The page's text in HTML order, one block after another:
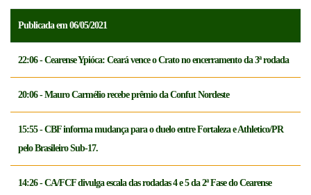
Publicada em 06/05/2021
22:06 - Cearense Ypióca: Ceará vence o Crato no encerramento da 3ª rodada
20:06 - Mauro Carmélio recebe prêmio da Confut Nordeste
15:55 - CBF informa mudança para o duelo entre Fortaleza e Athletico/PR
pelo Brasileiro Sub-17.
14:26 - CA/FCF divulga escala das rodadas 4 e 5 da 2ª Fase do Cearense